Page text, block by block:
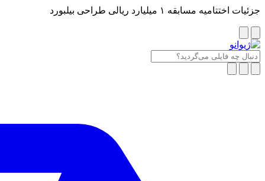
جزئیات اختتامیه مسابقه ۱ میلیارد ریالی طراحی بیلبورد